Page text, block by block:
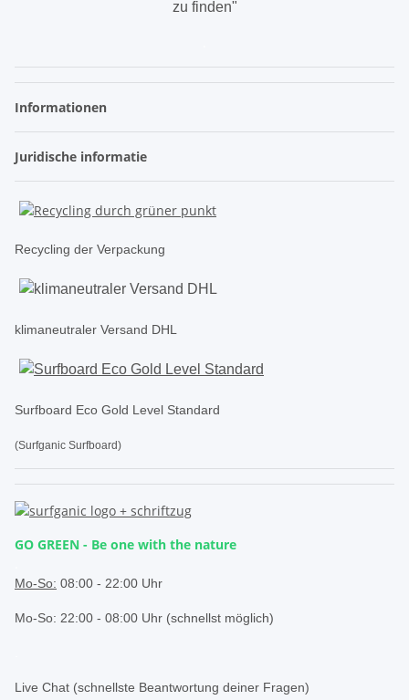
zu finden"
Informationen
Juridische informatie
Recycling der Verpackung
klimaneutraler Versand DHL
Surfboard Eco Gold Level Standard
(Surfganic Surfboard)
GO GREEN - Be one with the nature
Mo-So: 08:00 - 22:00 Uhr
Mo-So: 22:00 - 08:00 Uhr (schnellst möglich)
Live Chat (schnellste Beantwortung deiner Fragen)